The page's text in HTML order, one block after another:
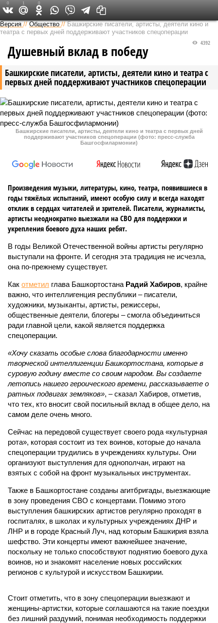
Версия в Башкирии
Версия //Общество //Башкирские писатели, артисты, деятели кино и
театра с первых дней поддерживают участников спецоперации
Башкирские писатели, артисты, деятели кино и театра с
первых дней поддерживают участников спецоперации
4392
Душевный вклад в победу
Башкирские писатели, артисты, деятели кино и театра с первых дней
поддерживают участников спецоперации (фото: пресс-служба
Башгосфилармонии)
Произведения музыки, литературы, кино, театра, появившиеся в
годы тяжёлых испытаний, имеют особую силу и всегда находят
отклик в сердцах читателей и зрителей. Писатели, журналисты,
артисты неоднократно выезжали на СВО для поддержки и
укрепления боевого духа наших ребят.
В годы Великой Отечественной войны артисты регулярно
выступали на фронте. И сегодня эта традиция не исчезла,
она по-прежнему существует.
Как отметил глава Башкортостана Радий Хабиров, крайне
важно, что интеллигенция республики – писатели,
художники, музыканты, артисты, режиссеры,
общественные деятели, блогеры – смогла объединиться
ради главной цели, какой является поддержка
спецоперации.
«Хочу сказать особые слова благодарности именно
творческой интеллигенции Башкортостана, которые в
суровую годину вместе со своим народом. Вы создаете
летопись нашего героического времени, рассказываете о
ратных подвигах земляков», – сказал Хабиров, отметив,
что тех, кто вносит свой посильный вклад в общее дело, на
самом деле очень много.
Сейчас на передовой существует своего рода «культурная
рота», которая состоит из тех воинов, которые до начала
спецоперации трудились в учреждениях культуры. Они
организуют выступления для однополчан, играют на
взятых с собой на фронт музыкальных инструментах.
Также в Башкортостане созданы агитбригады, выезжающие
в зону проведения СВО с концертами. Помимо этого
выступления башкирских артистов регулярно проходят в
госпиталях, в школах и культурных учреждениях ДНР и
ЛНР и в городе Красный Луч, над которым Башкирия взяла
шефство. Эти концерты имеют важнейшее значение,
поскольку не только способствуют поднятию боевого духа
воинов, но и знакомят население новых российских
регионов с культурой и искусством Башкирии.
Стоит отметить, что в зону спецоперации выезжают и
женщины-артистки, которые соглашаются на такие поездки
без лишний раздумий, понимая необходимость поддержки
0 1 0